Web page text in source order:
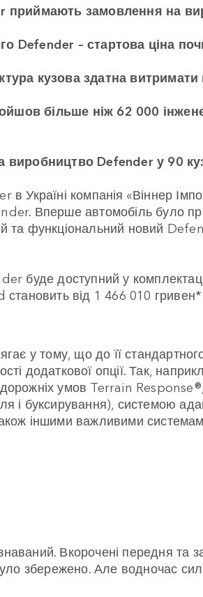
приймають замовлення на
Defender – стартова ціна
кузова здатна
більше ніж 62 000
виробництво Defender у 90
в Україні компанія «Віннер
Вперше автомобіль було
та функціональний новий
буде доступний у
становить від 1 466 010
у тому, що до її
додаткової опції. Так,
умов Terrain
і буксирування), системою
іншими важливими
Вкорочені передня та
збережено. Але водночас